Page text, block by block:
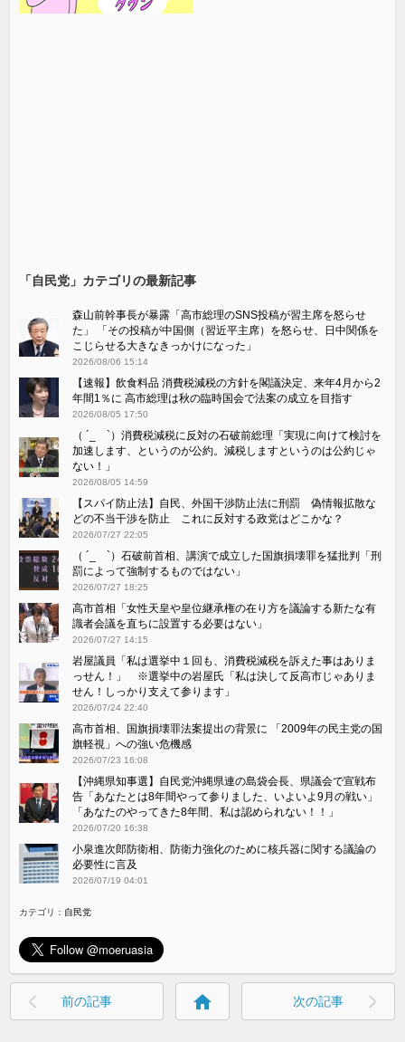
「自民党」カテゴリの最新記事
森山前幹事長が暴露「高市総理のSNS投稿が習主席を怒らせ
た」 「その投稿が中国側（習近平主席）を怒らせ、日中関係を
こじらせる大きなきっかけになった」
2026/08/06 15:14
【速報】飲食料品 消費税減税の方針を閣議決定、来年4月から2
年間1％に 高市総理は秋の臨時国会で法案の成立を目指す
2026/08/05 17:50
（ ´_ゝ`）消費税減税に反対の石破前総理「実現に向けて検討を
加速します、というのが公約。減税しますというのは公約じゃ
ない！」
2026/08/05 14:59
【スパイ防止法】自民、外国干渉防止法に刑罰 偽情報拡散な
どの不当干渉を防止 これに反対する政党はどこかな？
2026/07/27 22:05
（ ´_ゝ`）石破前首相、講演で成立した国旗損壊罪を猛批判「刑
罰によって強制するものではない」
2026/07/27 18:25
高市首相「女性天皇や皇位継承権の在り方を議論する新たな有
識者会議を直ちに設置する必要はない」
2026/07/27 14:15
岩屋議員「私は選挙中１回も、消費税減税を訴えた事はありま
っせん！」 ※選挙中の岩屋氏「私は決して反高市じゃありま
せん！しっかり支えて参ります」
2026/07/24 22:40
高市首相、国旗損壊罪法案提出の背景に 「2009年の民主党の国
旗軽視」への強い危機感
2026/07/23 16:08
【沖縄県知事選】自民党沖縄県連の島袋会長、県議会で宣戦布
告「あなたとは8年間やって参りました、いよいよ9月の戦い」
「あなたのやってきた8年間、私は認められない！！」
2026/07/20 16:38
小泉進次郎防衛相、防衛力強化のために核兵器に関する議論の
必要性に言及
2026/07/19 04:01
カテゴリ： 自民党
前の記事 home 次の記事